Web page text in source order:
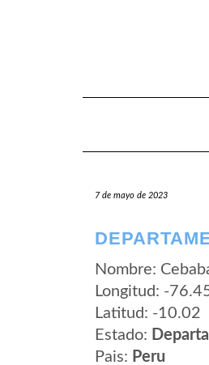
7 de mayo de 2023
Nombre:
Longitud: -
Latitud: -10.02
Estado:
Pais: Peru